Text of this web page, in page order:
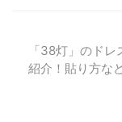
「38灯」のド
紹介！貼り方な